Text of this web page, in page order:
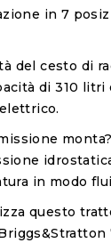
in 7
del cesto di
di310 litri
.
monta?
in modo
questo